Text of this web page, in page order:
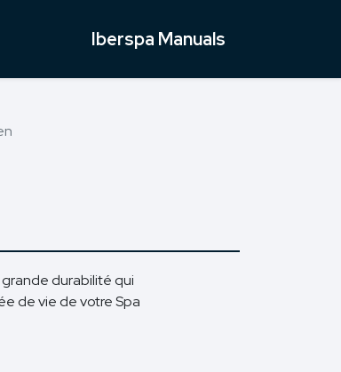
Iberspa Manuals
durabilité qui
de vie de votre Spa